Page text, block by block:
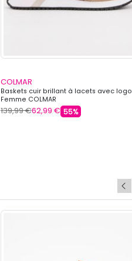
COLMAR
Baskets cuir brillant à lacets avec logo
Femme COLMAR
139,99 €62,99 € 55%